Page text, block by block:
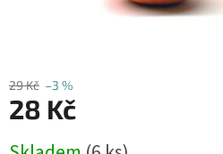
29 Kč –3 %
28 Kč